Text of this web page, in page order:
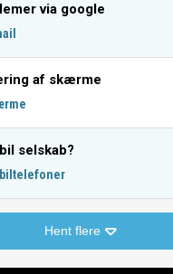
via google
af skærme
selskab?
Hent flere